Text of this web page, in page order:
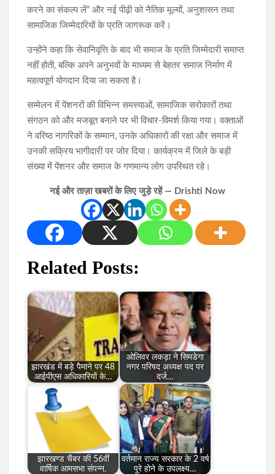
करने का संकल्प लें” और नई पीढ़ी को नैतिक मूल्यों, अनुशासन तथा
सामाजिक जिम्मेदारियों के प्रति जागरूक करें।
उन्होंने कहा कि सेवानिवृत्ति के बाद भी समाज के प्रति जिम्मेदारी समाप्त
नहीं होती, बल्कि अपने अनुभवों के माध्यम से बेहतर समाज निर्माण में
महत्वपूर्ण योगदान दिया जा सकता है।
सम्मेलन में पेंशनरों की विभिन्न समस्याओं, सामाजिक सरोकारों तथा
संगठन को और मजबूत बनाने पर भी विचार-विमर्श किया गया। वक्ताओं
ने वरिष्ठ नागरिकों के सम्मान, उनके अधिकारों की रक्षा और समाज में
उनकी सक्रिय भागीदारी पर जोर दिया। कार्यक्रम में जिले के बड़ी
संख्या में पेंशनर और समाज के गणमान्य लोग उपस्थित रहे।
नई और ताज़ा खबरों के लिए जुड़े रहें — Drishti Now
Related Posts:
झारखंड में बड़े पैमाने पर 48
आईपीएस अधिकारियों के…
ओलिवर लकड़ा ने सिमडेगा
नगर परिषद अध्यक्ष पद पर
दर्ज…
झारखण्ड चैंबर की 56वीं
वार्षिक आमसभा संपन्न.
वर्तमान राज्य सरकार के 2 वर्ष
पूरे होने के उपलक्ष्य…